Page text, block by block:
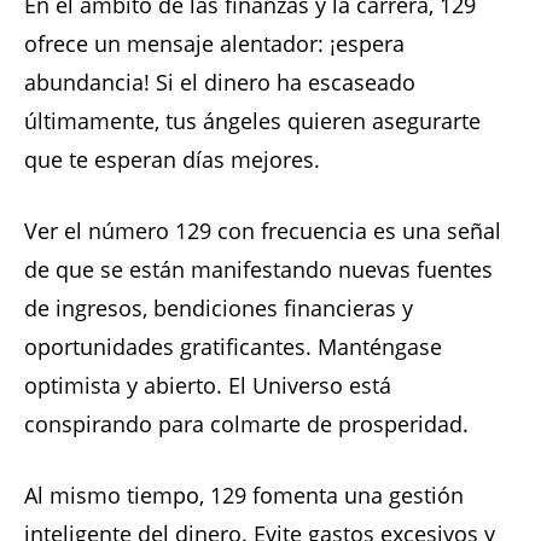
ofrece un mensaje alentador: ¡espera
abundancia! Si el dinero ha escaseado
últimamente, tus ángeles quieren asegurarte
que te esperan días mejores.
Ver el número 129 con frecuencia es una señal
de que se están manifestando nuevas fuentes
de ingresos, bendiciones financieras y
oportunidades gratificantes. Manténgase
optimista y abierto. El Universo está
conspirando para colmarte de prosperidad.
Al mismo tiempo, 129 fomenta una gestión
inteligente del dinero. Evite gastos excesivos y